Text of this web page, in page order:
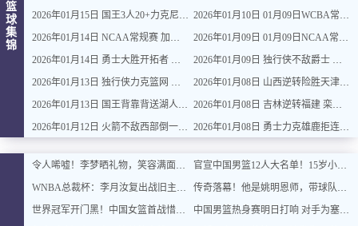
篮
球
集
锦
2026年01月15日 国王3人20+力克尼克斯 德罗赞里程碑 威少11助 布伦森伤退
2026年01月14日 NCAA常规赛 加州圣玛丽大学 82 - 68 旧金山大学 全场集锦
2026年01月14日 勇士大胜开拓者 杨瀚森3分2板 巴特勒16+6+5 库里9中2送11助
2026年01月13日 独行侠力克篮网 弗拉格27+5+5 克莱18分 小波特28+9
2026年01月13日 国王背靠背送湖人3连败 东契奇空砍42+7+8+4断 威少22+5+7
2026年01月12日 火箭不敌西部倒一国王遭遇3连败！申京复出19+9 阿门31+13+6
2026年01月10日 01月09日WCBA常规赛 山西女篮 96 - 73 新疆女篮 全场集锦
2026年01月09日 01月09日NCAA常规赛 俄亥俄州立大学 - 俄勒冈大学 集锦
2026年01月09日 独行侠不敌爵士 弗拉格26+10+8 浓眉21+11&伤退 马尔卡宁33+7
2026年01月08日 山西逆转险胜天津 奈特22分 哈姆雷特34+8 林庭谦12分
2026年01月08日 吉林逆转福建 栾利程19分 威尔逊23+9 邹阳16+13
2026年01月08日 勇士力克雄鹿拒连败 库里31+6+7 梅尔顿22分 字母哥34+10+5
令人唏嘘！李梦晒礼物，笑容满面，却无比赛可打，还能回女篮吗？
WNBA总裁杯：李月汝复出战旧主2+2 飞翼大胜风暴获3连胜
世界冠军开门黑！中国女篮首战惜败德国，出线还得死磕拉脱维亚
官宣中国男篮12人大名单！15岁小将砍18分11板，后卫线表现太拉跨
传奇落幕！他是姚明恩师，带球队创下22连胜战绩！网友：陪伴了自己整个青春
中国男篮热身赛明日打响 对手为塞尔维亚联赛亚军